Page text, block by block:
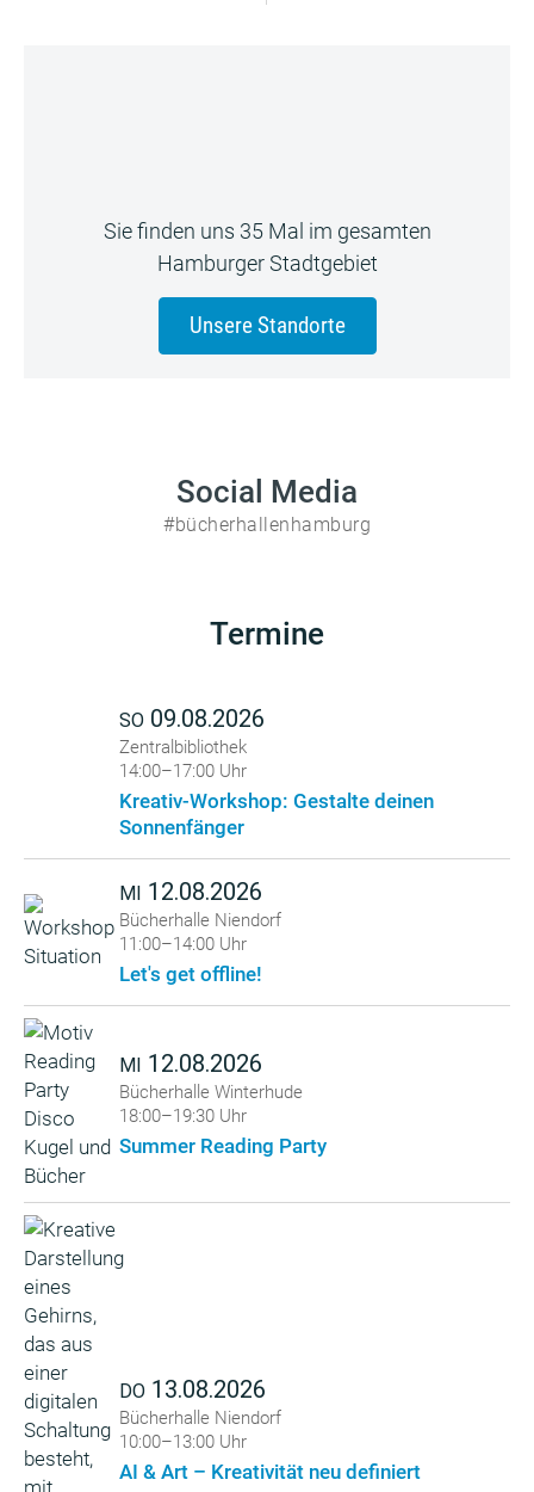
Sie finden uns 35 Mal im gesamten
Hamburger Stadtgebiet
Unsere Standorte
Social Media
#bücherhallenhamburg
Termine
SO 09.08.2026
Zentralbibliothek
14:00–17:00 Uhr
Kreativ-Workshop: Gestalte deinen
Sonnenfänger
MI 12.08.2026
Bücherhalle Niendorf
11:00–14:00 Uhr
Let's get offline!
MI 12.08.2026
Bücherhalle Winterhude
18:00–19:30 Uhr
Summer Reading Party
DO 13.08.2026
Bücherhalle Niendorf
10:00–13:00 Uhr
AI & Art – Kreativität neu definiert